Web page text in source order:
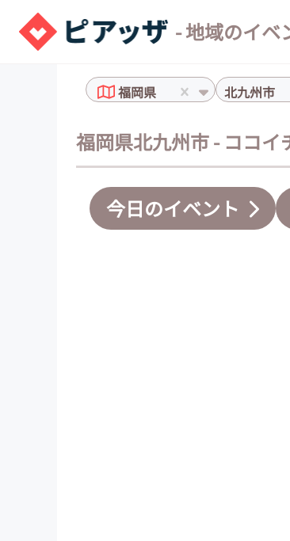
- 地域のイベ
福岡県 北九州市
福岡県北九州市 - ココイ
今日のイベント